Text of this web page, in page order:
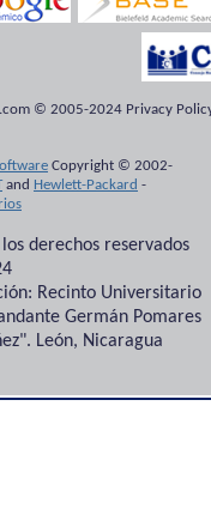
© 2005-2024 Privacy
Copyright © 2002-
and Hewlett-Packard -
los derechos reservados
Recinto Universitario
Germán Pomares
León, Nicaragua